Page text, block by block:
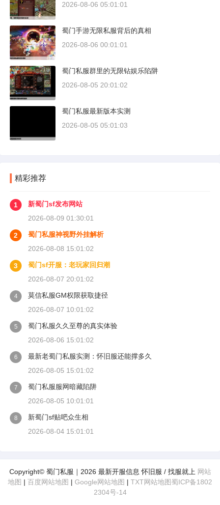
2026-08-06 05:01:01
蜀门手游无限私服背后的真相
2026-08-06 00:01:01
蜀门私服群里的无限钻娱乐陷阱
2026-08-05 20:01:02
蜀门私服最新版本实测
2026-08-05 05:01:03
精彩推荐
1
新蜀门sf发布网站
2026-08-09 01:30:01
2
蜀门私服神视野外挂解析
2026-08-08 15:01:02
3
蜀门sf开服：老玩家回归潮
2026-08-07 20:01:02
4
莫信私服GM权限获取捷径
2026-08-07 10:01:02
5
蜀门私服久久至尊的真实体验
2026-08-06 15:01:02
6
最新老蜀门私服实测：怀旧服还能撑多久
2026-08-05 15:01:02
7
蜀门私服服网暗藏陷阱
2026-08-05 10:01:01
8
新蜀门sf贴吧众生相
2026-08-04 15:01:01
Copyright© 蜀门私服｜2026 最新开服信息 怀旧服 / 找服就上 网站
地图 | 百度网站地图 | Google网站地图 | TXT网站地图蜀ICP备1802
2304号-14